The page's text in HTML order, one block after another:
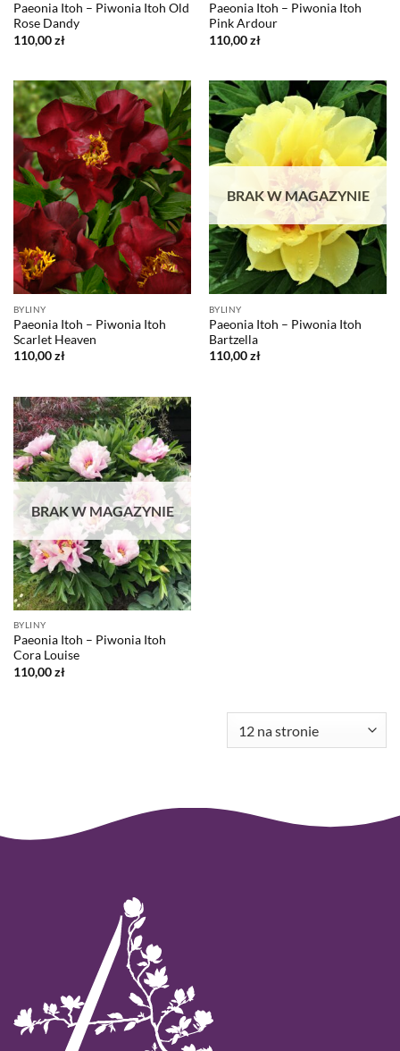
Paeonia Itoh – Piwonia Itoh Old
Rose Dandy
110,00zł
Paeonia Itoh – Piwonia Itoh
Pink Ardour
110,00zł
BYLINY
Paeonia Itoh – Piwonia Itoh
Scarlet Heaven
110,00zł
BRAK W MAGAZYNIE
BYLINY
Paeonia Itoh – Piwonia Itoh
Bartzella
110,00zł
BRAK W MAGAZYNIE
BYLINY
Paeonia Itoh – Piwonia Itoh
Cora Louise
110,00zł